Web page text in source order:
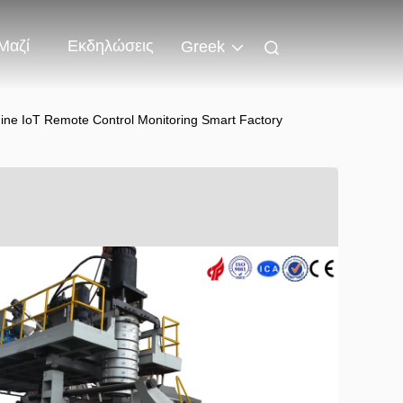
Εκδηλώσεις Greek
IoT Remote Control Monitoring Smart Factory